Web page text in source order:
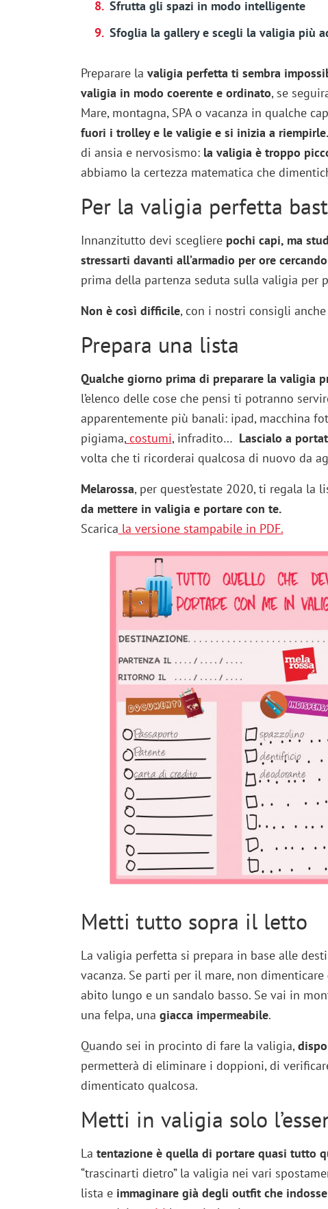
Sfrutta gli spazi in modo intelligente
Sfoglia la gallery e scegli la valigia più
Preparare la valigia perfetta ti sembra
valigia in modo coerente e ordinato, se
Mare, montagna, SPA o vacanza in qualche
fuori i trolley e le valigie e si inizia a riempirle.
di ansia e nervosismo: la valigia è troppo
abbiamo la certezza matematica che
Per la valigia perfetta
Innanzitutto devi scegliere pochi capi, ma
stressarti davanti all’armadio per ore
prima della partenza seduta sulla valigia per
Non è così difficile, con i nostri consigli
Prepara una lista
Qualche giorno prima di preparare la valigia
l’elenco delle cose che pensi ti potranno
apparentemente più banali: ipad, macchina
pigiama,costumi, infradito… Lascialo a
volta che ti ricorderai qualcosa di nuovo da
Melarossa, per quest’estate 2020, ti regala la
da mettere in valigia e portare con te.
Scarica la versione stampabile in PDF.
Metti tutto sopra il letto
La valigia perfetta si prepara in base alle
vacanza. Se parti per il mare, non dimenticare
abito lungo e un sandalo basso. Se vai in
una felpa, una giacca impermeabile.
Quando sei in procinto di fare la valigia,
permetterà di eliminare i doppioni, di
dimenticato qualcosa.
Metti in valigia solo
La tentazione è quella di portare quasi tutto
“trascinarti dietro” la valigia nei vari
lista e immaginare già degli outfit che